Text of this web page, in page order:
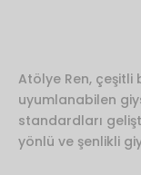
Atölye Ren,
uyumlanabilen
standardları
yönlü ve şenlikli